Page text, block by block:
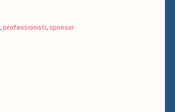
,professionisti, sponsor